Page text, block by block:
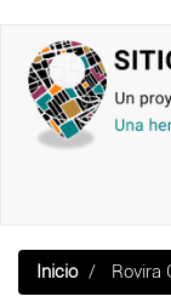
contenido
principal
Inicio Rovira